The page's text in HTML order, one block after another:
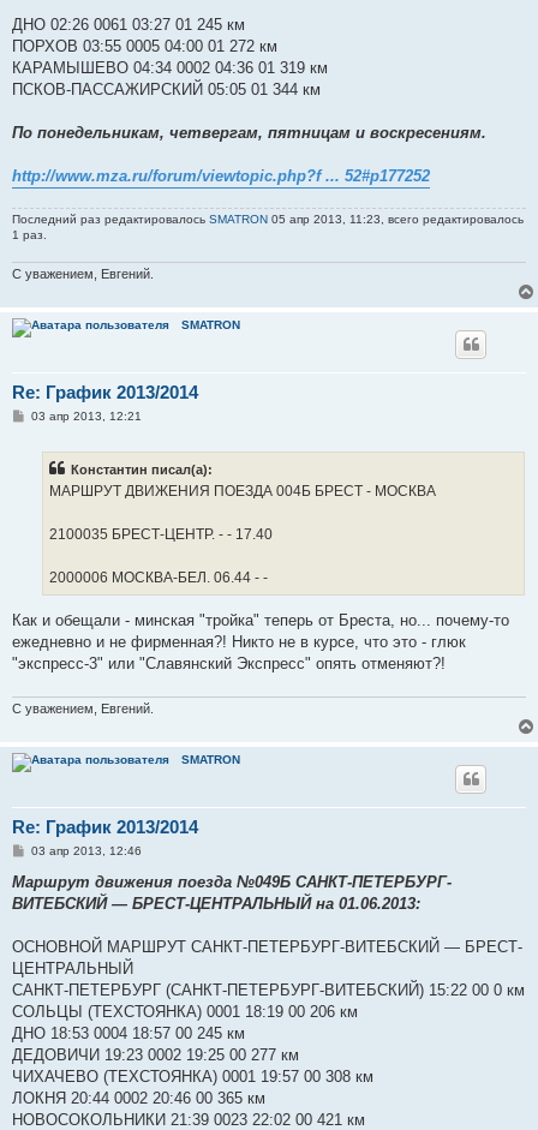
ДНО 02:26 0061 03:27 01 245 км
ПОРХОВ 03:55 0005 04:00 01 272 км
КАРАМЫШЕВО 04:34 0002 04:36 01 319 км
ПСКОВ-ПАССАЖИРСКИЙ 05:05 01 344 км
По понедельникам, четвергам, пятницам и воскресениям.
http://www.mza.ru/forum/viewtopic.php?f ... 52#p177252
Последний раз редактировалось SMATRON 05 апр 2013, 11:23, всего редактировалось
1 раз.
С уважением, Евгений.
SMATRON
Re: График 2013/2014
С03 апр 2013, 12:21
Константин писал(а):
МАРШРУТ ДВИЖЕНИЯ ПОЕЗДА 004Б БРЕСТ - МОСКВА
2100035 БРЕСТ-ЦЕНТР. - - 17.40
2000006 МОСКВА-БЕЛ. 06.44 - -
Как и обещали - минская "тройка" теперь от Бреста, но... почему-то
ежедневно и не фирменная?! Никто не в курсе, что это - глюк
"экспресс-3" или "Славянский Экспресс" опять отменяют?!
С уважением, Евгений.
SMATRON
Re: График 2013/2014
С
о
б
щ
и
е
03 апр 2013, 12:46
Маршрут движения поезда №049Б САНКТ-ПЕТЕРБУРГ-
ВИТЕБСКИЙ ― БРЕСТ-ЦЕНТРАЛЬНЫЙ на 01.06.2013:
ОСНОВНОЙ МАРШРУТ САНКТ-ПЕТЕРБУРГ-ВИТЕБСКИЙ ― БРЕСТ-
ЦЕНТРАЛЬНЫЙ
САНКТ-ПЕТЕРБУРГ (САНКТ-ПЕТЕРБУРГ-ВИТЕБСКИЙ) 15:22 00 0 км
СОЛЬЦЫ (ТЕХСТОЯНКА) 0001 18:19 00 206 км
ДНО 18:53 0004 18:57 00 245 км
ДЕДОВИЧИ 19:23 0002 19:25 00 277 км
ЧИХАЧЕВО (ТЕХСТОЯНКА) 0001 19:57 00 308 км
ЛОКНЯ 20:44 0002 20:46 00 365 км
НОВОСОКОЛЬНИКИ 21:39 0023 22:02 00 421 км